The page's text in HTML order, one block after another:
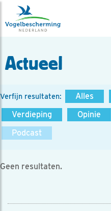
Actueel
Verfijn resultaten: Alles
Verdieping
Opinie
Podcast
Geen resultaten.